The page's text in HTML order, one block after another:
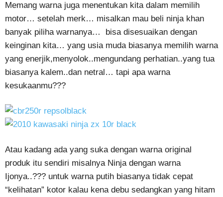
Memang warna juga menentukan kita dalam memilih
motor… setelah merk… misalkan mau beli ninja khan
banyak piliha warnanya… bisa disesuaikan dengan
keinginan kita… yang usia muda biasanya memilih warna
yang enerjik,menyolok..mengundang perhatian..yang tua
biasanya kalem..dan netral… tapi apa warna
kesukaanmu???
Atau kadang ada yang suka dengan warna original
produk itu sendiri misalnya Ninja dengan warna
Ijonya..??? untuk warna putih biasanya tidak cepat
“kelihatan” kotor kalau kena debu sedangkan yang hitam